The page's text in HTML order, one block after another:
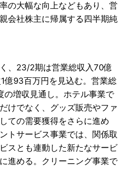
の大幅な向上などもあり、営
会社株主に帰属する四半期純
、23/2期は営業総収入70億
億93百万円を見込む。営業総
の増収見通し。ホテル事業で
けでなく、グッズ販売やファ
ての需要獲得をさらに進め
トサービス事業では、関係取
スとも連動した新たなサービ
進める。クリーニング事業で